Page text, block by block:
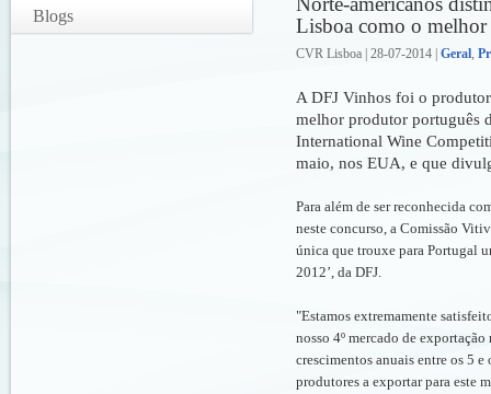
Blogs
Lisboa como o
CVR Lisboa | 28-07-2014 | Geral,
A DFJ Vinhos foi o
melhor produtor português
International Wine
maio, nos EUA, e que
Para além de ser reconhecida
neste concurso, a Comissão
única que trouxe para Portugal
2012’, da DFJ.
"Estamos extremamente
nosso 4º mercado de
crescimentos anuais entre os 5
produtores a exportar para este